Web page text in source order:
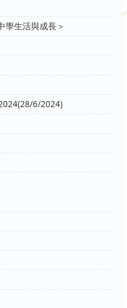
學生活與成長＞
6/2024)